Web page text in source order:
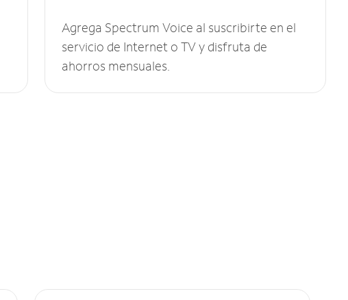
Agrega Spectrum Voice al suscribirte en el
servicio de Internet o TV y disfruta de
ahorros mensuales.